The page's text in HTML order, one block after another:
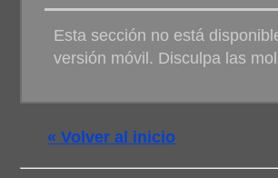
Esta sección no está
versión móvil. Disculpa las
« Volver al inicio